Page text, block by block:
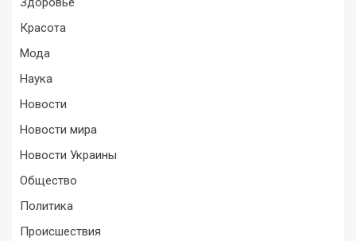
Красота
Мода
Наука
Новости
Новости мира
Новости Украины
Общество
Политика
Происшествия